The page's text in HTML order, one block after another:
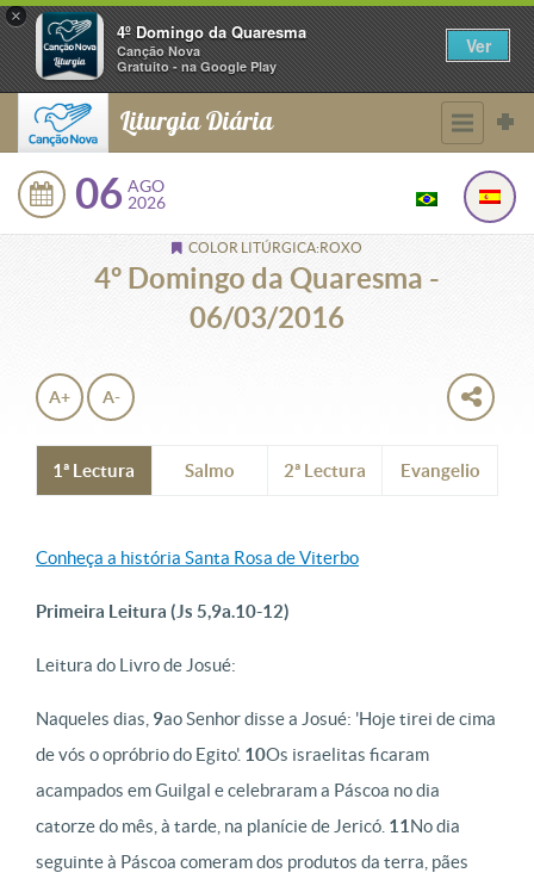
×
4º Domingo da Quaresma
Canção Nova
Gratuito - na Google Play
Ver
Liturgia Diária
06 AGO
2026
COLOR LITÚRGICA:ROXO
4º Domingo da Quaresma -
06/03/2016
A+ A-
1ª Lectura Salmo 2ª Lectura Evangelio
Conheça a história Santa Rosa de Viterbo
Primeira Leitura (Js 5,9a.10-12)
Leitura do Livro de Josué:
Naqueles dias, 9ao Senhor disse a Josué: 'Hoje tirei de cima
de vós o opróbrio do Egito'. 10Os israelitas ficaram
acampados em Guilgal e celebraram a Páscoa no dia
catorze do mês, à tarde, na planície de Jericó. 11 No dia
seguinte à Páscoa comeram dos produtos da terra, pães